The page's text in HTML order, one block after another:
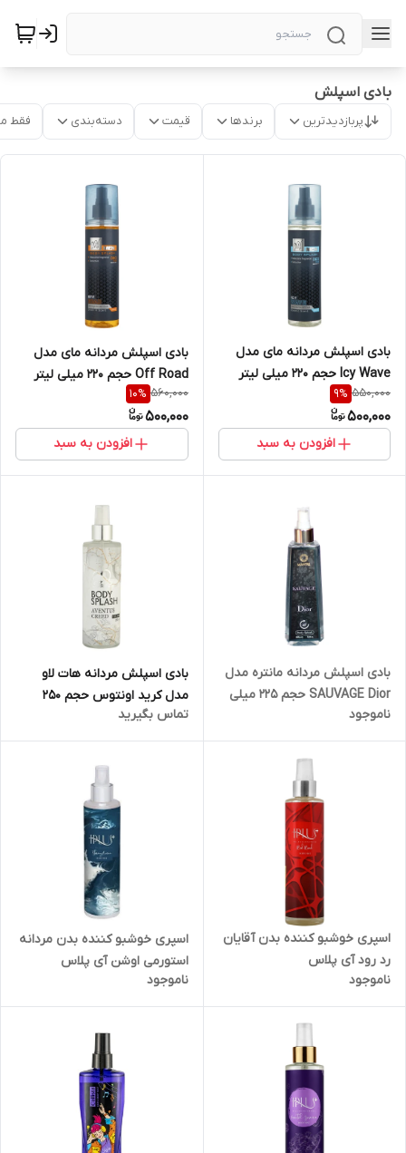
بادی اسپلش
پربازدیدترین برندها قیمت دسته‌بندی فقط
بادی اسپلش مردانه مای مدل
Icy Wave حجم 220 میلی لیتر
550,000
9%
500,000
افزودن به سبد
بادی اسپلش مردانه مای مدل
Off Road حجم 220 میلی لیتر
560,000
10%
500,000
افزودن به سبد
بادی اسپلش مردانه مانتره مدل
SAUVAGE Dior حجم 225 میلی
لیتر
ناموجود
بادی اسپلش مردانه هات لاو
مدل کرید اونتوس حجم 250
میلی لیتر
تماس بگیرید
اسپری خوشبو کننده بدن آقایان
رد رود آی پلاس
ناموجود
اسپری خوشبو کننده بدن مردانه
استورمی اوشن آی پلاس
ناموجود